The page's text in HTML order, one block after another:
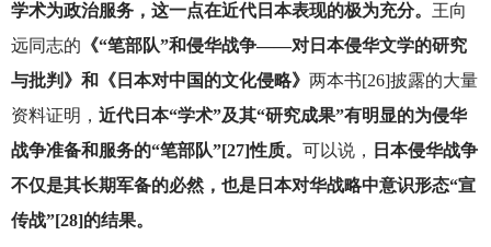
学术为政治服务，这一点在近代日本表现的极为充分。 王向
远同志的 《“笔部队”和侵华战争——对日本侵华文学的研究
与批判》和《日本对中国的文化侵略》 两本书[26]披露的大量
资料证明， 近代日本“学术”及其“研究成果”有明显的为侵华
战争准备和服务的“笔部队”[27]性质。 可以说，
日本侵华战争
不仅是其长期军备的必然，也是日本对华战略中意识形态“宣
传战”[28]的结果。